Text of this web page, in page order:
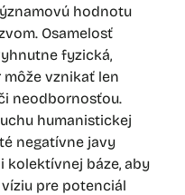
hodnotu
Osamelosť
fyzická,
vznikať len
neodbornosťou.
humanistickej
negatívne javy
kolektívnej báze, aby
pre potenciál